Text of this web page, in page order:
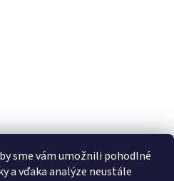
sme vám umožnili pohodlné
a vďaka analýze neustále